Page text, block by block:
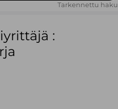
Tarkennettu haku
: